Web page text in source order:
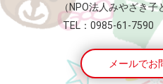
（NPO法人みやざき
TEL：0985-61-7590
メールでお